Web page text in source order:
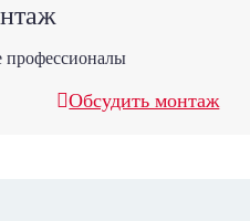
профессионалы
Обсудить монтаж